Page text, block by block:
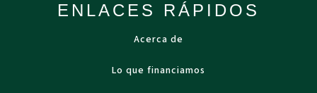
ENLACES RÁPIDOS
Acerca de
Lo que financiamos